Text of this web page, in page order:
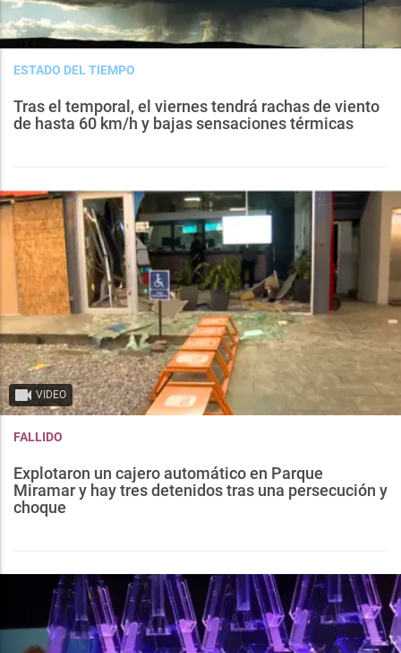
ESTADO DEL TIEMPO
Tras el temporal, el viernes tendrá rachas de viento
de hasta 60 km/h y bajas sensaciones térmicas
VIDEO
FALLIDO
Explotaron un cajero automático en Parque
Miramar y hay tres detenidos tras una persecución y
choque